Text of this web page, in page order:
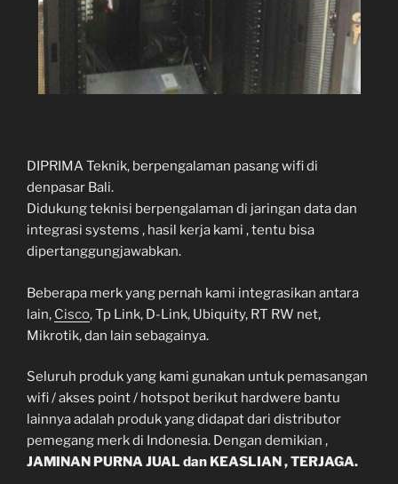
DIPRIMA Teknik, berpengalaman pasang wifi di
denpasar Bali.
Didukung teknisi berpengalaman di jaringan data dan
integrasi systems , hasil kerja kami , tentu bisa
dipertanggungjawabkan.
Beberapa merk yang pernah kami integrasikan antara
lain, Cisco, Tp Link, D-Link, Ubiquity, RT RW net,
Mikrotik, dan lain sebagainya.
Seluruh produk yang kami gunakan untuk pemasangan
wifi / akses point / hotspot berikut hardwere bantu
lainnya adalah produk yang didapat dari distributor
pemegang merk di Indonesia. Dengan demikian ,
JAMINAN PURNA JUAL dan KEASLIAN , TERJAGA.